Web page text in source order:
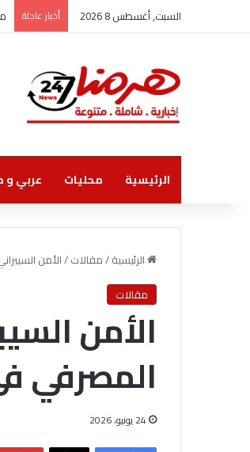
السبت, أغسطس 8 2026 أخبار عاجلة
الرئيسية محليات عربي و
الرئيسية/مقالات/الأمن
مقالات
الأمن
المصرفي
24 يونيو، 2026